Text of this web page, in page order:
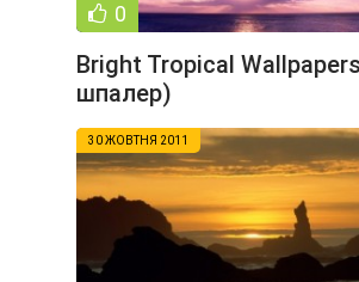
0
Bright Tropical
шпалер)
30 ЖОВТНЯ 2011